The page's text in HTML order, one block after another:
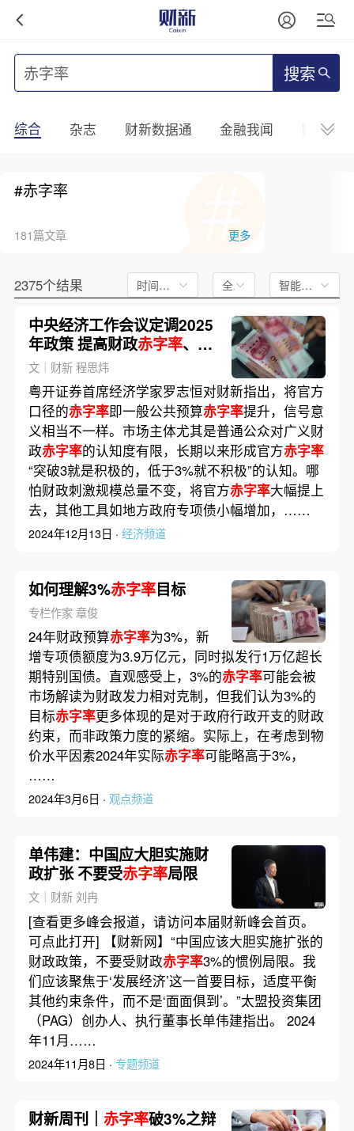
搜索
综合 杂志 财新数据通 金融我闻 财新
#赤字率
181篇文章 更多
2375个结果 时间不限 全文 智能排序
中央经济工作会议定调2025
年政策 提高财政赤字率、适
时降准降息
文｜财新 程思炜
粤开证券首席经济学家罗志恒对财新指出，将官方
口径的赤字率即一般公共预算赤字率提升，信号意
义相当不一样。市场主体尤其是普通公众对广义财
政赤字率的认知度有限，长期以来形成官方赤字率
“突破3就是积极的，低于3%就不积极”的认知。哪
怕财政刺激规模总量不变，将官方赤字率大幅提上
去，其他工具如地方政府专项债小幅增加，……
2024年12月13日 · 经济频道
如何理解3%赤字率目标
专栏作家 章俊
24年财政预算赤字率为3%，新
增专项债额度为3.9万亿元，同时拟发行1万亿超长
期特别国债。直观感受上，3%的赤字率可能会被
市场解读为财政发力相对克制，但我们认为3%的
目标赤字率更多体现的是对于政府行政开支的财政
约束，而非政策力度的紧缩。实际上，在考虑到物
价水平因素2024年实际赤字率可能略高于3%，
……
2024年3月6日 · 观点频道
单伟建：中国应大胆实施财
政扩张 不要受赤字率局限
文｜财新 刘冉
[查看更多峰会报道，请访问本届财新峰会首页。
可点此打开] 【财新网】“中国应该大胆实施扩张的
财政政策，不要受财政赤字率3%的惯例局限。我
们应该聚焦于‘发展经济’这一首要目标，适度平衡
其他约束条件，而不是‘面面俱到’。”太盟投资集团
（PAG）创办人、执行董事长单伟建指出。 2024
年11月……
2024年11月8日 · 专题频道
财新周刊｜ 赤字率破3%之辩